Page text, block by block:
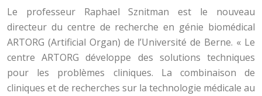
Le professeur Raphael Sznitman est le nouveau
directeur du centre de recherche en génie biomédical
ARTORG (Artificial Organ) de l’Université de Berne. « Le
centre ARTORG développe des solutions techniques
pour les problèmes cliniques. La combinaison de
cliniques et de recherches sur la technologie médicale au